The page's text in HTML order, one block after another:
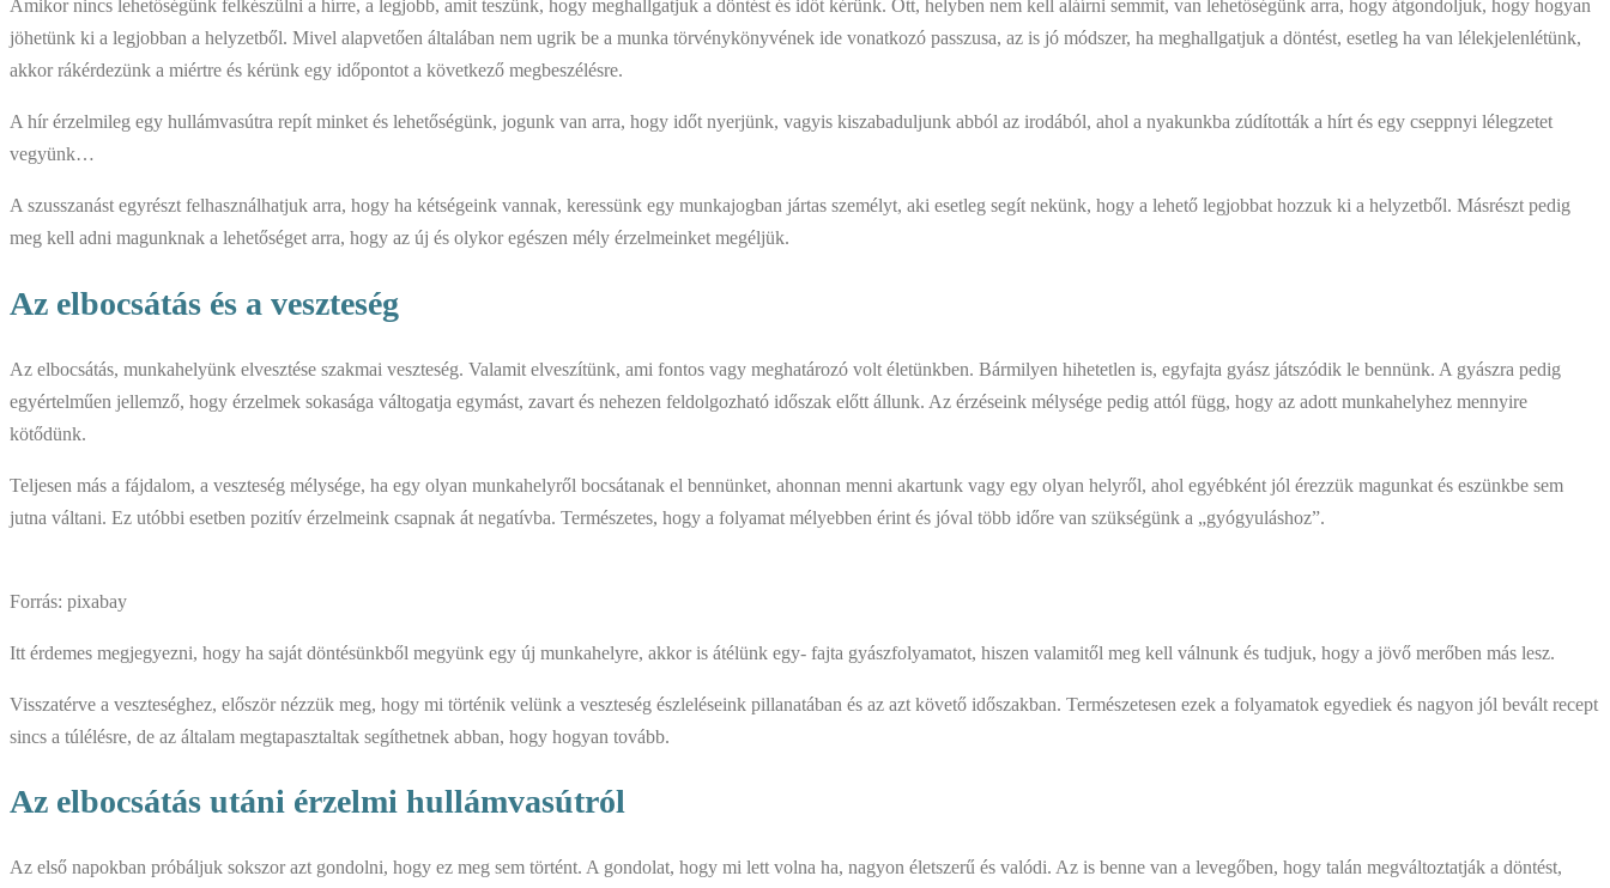
Amikor nincs lehetőségünk felkészülni a hírre, a legjobb, amit teszünk, hogy meghallgatjuk a döntést és időt kérünk. Ott, helyben nem kell aláírni semmit, van lehetőségünk arra, hogy átgondoljuk, hogy hogyan
jöhetünk ki a legjobban a helyzetből. Mivel alapvetően általában nem ugrik be a munka törvénykönyvének ide vonatkozó passzusa, az is jó módszer, ha meghallgatjuk a döntést, esetleg ha van lélekjelenlétünk,
akkor rákérdezünk a miértre és kérünk egy időpontot a következő megbeszélésre.
A hír érzelmileg egy hullámvasútra repít minket és lehetőségünk, jogunk van arra, hogy időt nyerjünk, vagyis kiszabaduljunk abból az irodából, ahol a nyakunkba zúdították a hírt és egy cseppnyi lélegzetet
vegyünk…
A szusszanást egyrészt felhasználhatjuk arra, hogy ha kétségeink vannak, keressünk egy munkajogban jártas személyt, aki esetleg segít nekünk, hogy a lehető legjobbat hozzuk ki a helyzetből. Másrészt pedig
meg kell adni magunknak a lehetőséget arra, hogy az új és olykor egészen mély érzelmeinket megéljük.
Az elbocsátás és a veszteség
Az elbocsátás, munkahelyünk elvesztése szakmai veszteség. Valamit elveszítünk, ami fontos vagy meghatározó volt életünkben. Bármilyen hihetetlen is, egyfajta gyász játszódik le bennünk. A gyászra pedig
egyértelműen jellemző, hogy érzelmek sokasága váltogatja egymást, zavart és nehezen feldolgozható időszak előtt állunk. Az érzéseink mélysége pedig attól függ, hogy az adott munkahelyhez mennyire
kötődünk.
Teljesen más a fájdalom, a veszteség mélysége, ha egy olyan munkahelyről bocsátanak el bennünket, ahonnan menni akartunk vagy egy olyan helyről, ahol egyébként jól érezzük magunkat és eszünkbe sem
jutna váltani. Ez utóbbi esetben pozitív érzelmeink csapnak át negatívba. Természetes, hogy a folyamat mélyebben érint és jóval több időre van szükségünk a „gyógyuláshoz”.
Forrás: pixabay
Itt érdemes megjegyezni, hogy ha saját döntésünkből megyünk egy új munkahelyre, akkor is átélünk egy- fajta gyászfolyamatot, hiszen valamitől meg kell válnunk és tudjuk, hogy a jövő merőben más lesz.
Visszatérve a veszteséghez, először nézzük meg, hogy mi történik velünk a veszteség észleléseink pillanatában és az azt követő időszakban. Természetesen ezek a folyamatok egyediek és nagyon jól bevált recept
sincs a túlélésre, de az általam megtapasztaltak segíthetnek abban, hogy hogyan tovább.
Az elbocsátás utáni érzelmi hullámvasútról
Az első napokban próbáljuk sokszor azt gondolni, hogy ez meg sem történt. A gondolat, hogy mi lett volna ha, nagyon életszerű és valódi. Az is benne van a levegőben, hogy talán megváltoztatják a döntést,